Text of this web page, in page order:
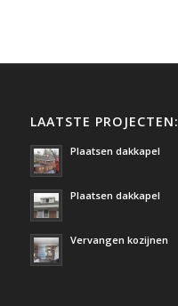
LAATSTE PROJECTEN:
Plaatsen dakkapel
Plaatsen dakkapel
Vervangen kozijnen